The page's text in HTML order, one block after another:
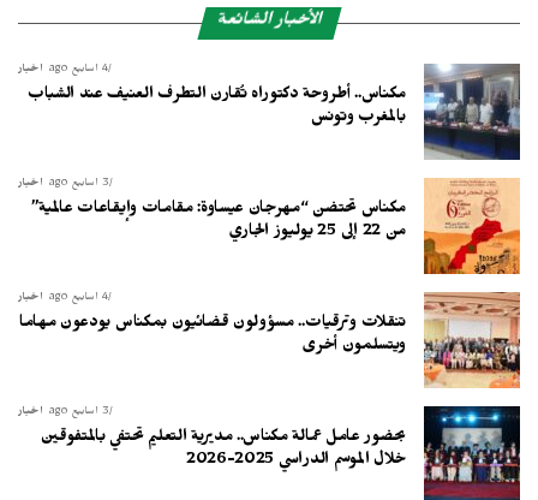
الأخبار الشائعة
أخبار 4 أسابيع ago
مكناس.. أطروحة دكتوراه تُقارن التطرف العنيف عند الشباب
بالمغرب وتونس
أخبار 3 أسابيع ago
مكناس تحتضن “مهرجان عيساوة: مقامات وإيقاعات عالمية”
من 22 إلى 25 يوليوز الجاري
أخبار 4 أسابيع ago
تنقلات وترقيات.. مسؤولون قضائيون بمكناس يودعون مهاما
ويتسلمون أخرى
أخبار 3 أسابيع ago
بحضور عامل عمالة مكناس.. مديرية التعليم تحتفي بالمتفوقين
خلال الموسم الدراسي 2025-2026